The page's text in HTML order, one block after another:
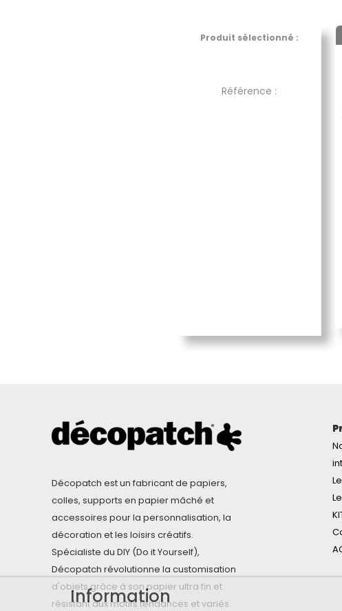
Produit sélectionné :
Référence :
Décopatch est un fabricant de papiers,
colles, supports en papier mâché et
accessoires pour la personnalisation, la
décoration et les loisirs créatifs.
Spécialiste du DIY (Do it Yourself),
Décopatch révolutionne la customisation
d'objets grâce à son papier ultra fin et
résistant aux motifs tendances et variés.
Information